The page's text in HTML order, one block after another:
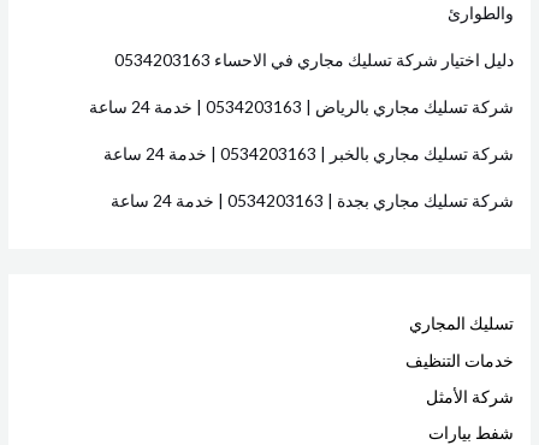
ع
والطوارئ
دليل اختيار شركة تسليك مجاري في الاحساء 0534203163
شركة تسليك مجاري بالرياض | 0534203163 | خدمة 24 ساعة
شركة تسليك مجاري بالخبر | 0534203163 | خدمة 24 ساعة
شركة تسليك مجاري بجدة | 0534203163 | خدمة 24 ساعة
تسليك المجاري
خدمات التنظيف
شركة الأمثل
شفط بيارات